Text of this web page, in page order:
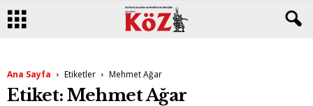
Ana Sayfa Etiketler Mehmet Ağar
Etiket: Mehmet Ağar